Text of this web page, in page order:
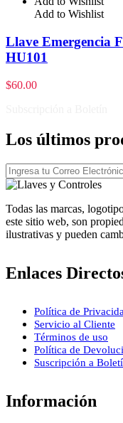
Add to Wishlist
Llave Emergencia
HU101
$60.00
Los últimos
Todas las marcas,
este sitio web, son
ilustrativas y pueden
Enlaces
Política de
Servicio al Cliente
Términos de uso
Política de
Suscripción a
Información